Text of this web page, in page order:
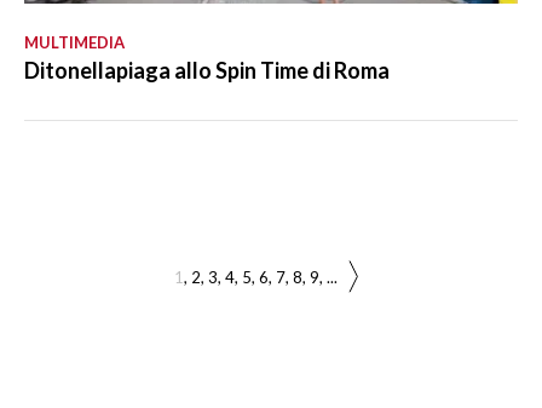
MULTIMEDIA
Ditonellapiaga allo Spin Time di Roma
1 2 3 4 5 6 7 8 9 ...